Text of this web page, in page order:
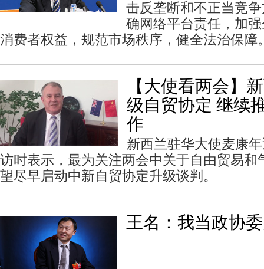
击反垄断和不正当竞
确网络平台责任，加
消费者权益，规范市场秩序，健全法治保障
【大使看两会】
级自贸协定 继续
作
新西兰驻华大使麦康
访时表示，最为关注两会中关于自由贸易和
望尽早启动中新自贸协定升级谈判。
王名：我当政协